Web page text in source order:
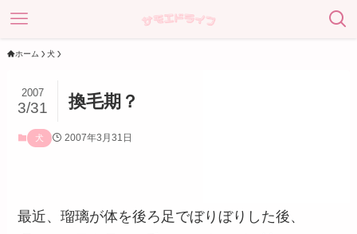
ホーム 犬
換毛期？
2007
3/31
犬 2007年3月31日
最近、瑠璃が体を後ろ足でぼりぼりした後、